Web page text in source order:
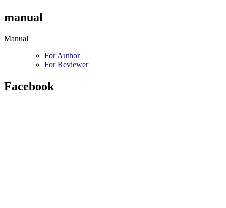
manual
Manual
For Author
For Reviewer
Facebook